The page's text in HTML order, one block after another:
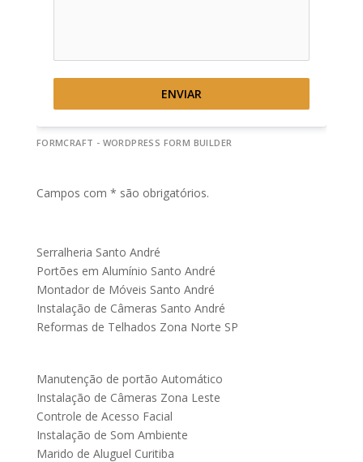
ENVIAR
FORMCRAFT - WORDPRESS FORM BUILDER
Campos com * são obrigatórios.
Serralheria Santo André
Portões em Alumínio Santo André
Montador de Móveis Santo André
Instalação de Câmeras Santo André
Reformas de Telhados Zona Norte SP
Manutenção de portão Automático
Instalação de Câmeras Zona Leste
Controle de Acesso Facial
Instalação de Som Ambiente
Marido de Aluguel Curitiba